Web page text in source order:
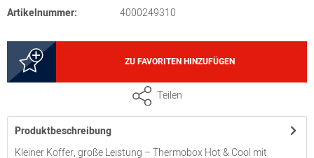
Artikelnummer: 4000249310
ZU FAVORITEN HINZUFÜGEN
Teilen
Produktbeschreibung
Kleiner Koffer, große Leistung – Thermobox Hot & Cool mit